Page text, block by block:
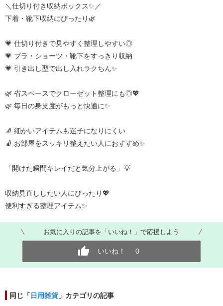
＼仕切り付き収納ボックス✨／
下着・靴下収納にぴったり🌿
💗 仕切り付きで見やすく整理しやすい◎
💗 ブラ・ショーツ・靴下をすっきり収納
💗 引き出し型で出し入れラクちん✨
🌿 省スペースでクローゼット整理にも◎💖
🌿 毎日の身支度がもっと快適に✨
🧦 細かいアイテムも迷子になりにくい
🧦 お部屋をスッキリ整えたい人におすすめ✨
「開けた瞬間キレイだと気分上がる」💡
収納見直ししたい人にぴったり💖
便利すぎる整理アイテム✨
お気に入りの記事を「いいね！」で応援しよう
いいね！ 0
同じ「日用雑貨 」カテゴリの記事